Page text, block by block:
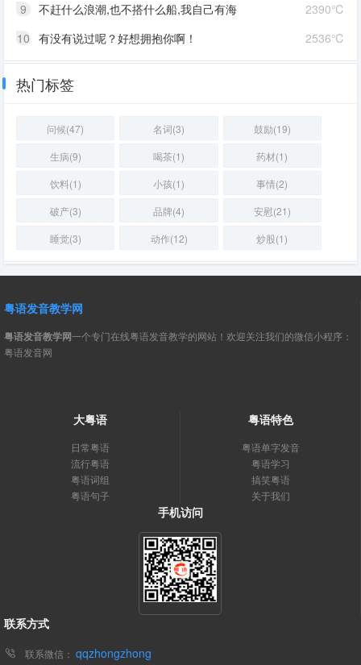
2390℃
9
不赶什么浪潮,也不搭什么船,我自己有海
2536℃
10 有没有说过呢？好想拥抱你啊！
热门标签
问候(47) 名词(3)
鼓励(19)
生病(9)
喝茶(1)
药材(1)
饮料(1)
小孩(1)
事情(2)
破产(3)
品牌(4)
安慰(21)
睡觉(3)
动作(12) 炒股(1)
粤语发音教学网
粤语发音教学网一个专门在线粤语发音教学的网站！欢迎关注我们的微信小程序：
粤语发音网
大粤语
日常粤语
流行粤语
粤语词组
粤语句子
粤语特色
粤语单字发音
粤语学习
搞笑粤语
关于我们
手机访问
联系方式
联系微信： qqzhongzhong